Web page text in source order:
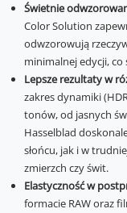
Świetnie
Color Solution
odwzorowują
minimalnej edycji,
Lepsze rezultaty w
zakres dynamiki
tonów, od jasnych
Hasselblad
słońcu, jak i w
zmierzch czy świt.
Elastyczność w
formacie RAW oraz